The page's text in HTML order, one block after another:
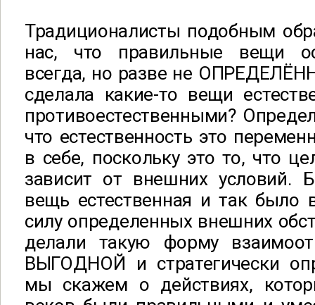
Традиционалисты подобным
нас, что правильные вещи
всегда, но разве не
сделала какие-то вещи
противоестественными?
что естественность это
в себе, поскольку это то, что
зависит от внешних условий.
вещь естественная и так было
силу определенных внешних
делали такую форму
ВЫГОДНОЙ и стратегически
мы скажем о действиях,